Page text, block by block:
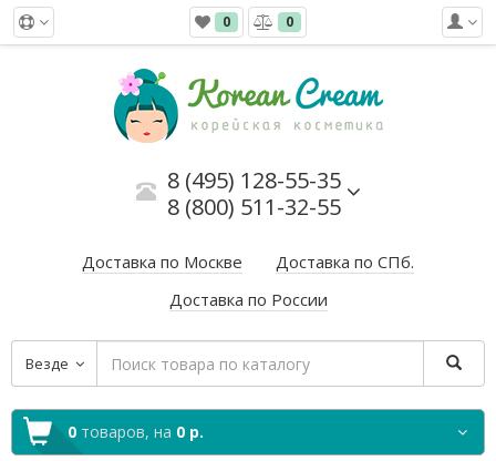
0 0
8 (495) 128-55-35
8 (800) 511-32-55
Доставка по Москве
Доставка по СПб.
Доставка по России
Везде
0 товаров, на 0 р.